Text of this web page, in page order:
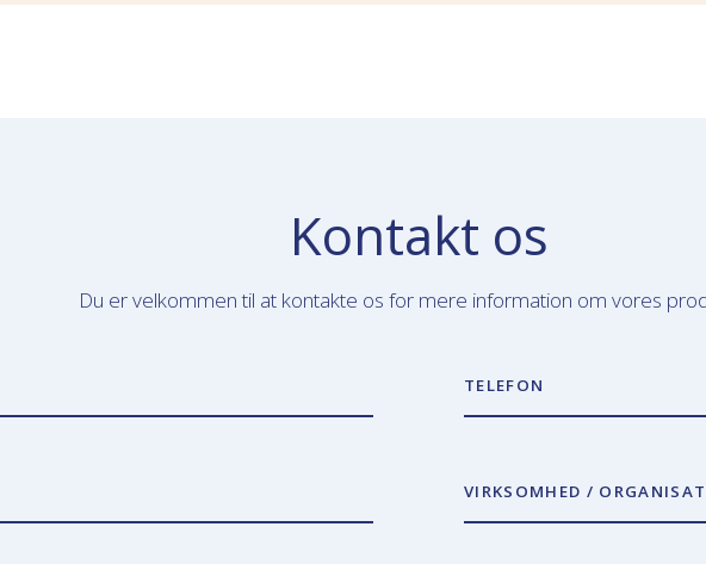
Kontakt os
Du er velkommen til at kontakte os for mere information om vores
TELEFON
VIRKSOMHED /